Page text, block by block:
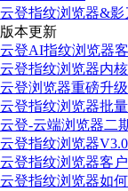
云登指纹浏览器&影
版本更新
云登AI指纹浏览器
云登指纹浏览器内核
云登浏览器重磅升
云登指纹浏览器批
云登-云端浏览器二
云登指纹浏览器
云登指纹浏览器客
云登指纹浏览器如